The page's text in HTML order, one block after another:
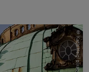
© Katja Heigl pixabay